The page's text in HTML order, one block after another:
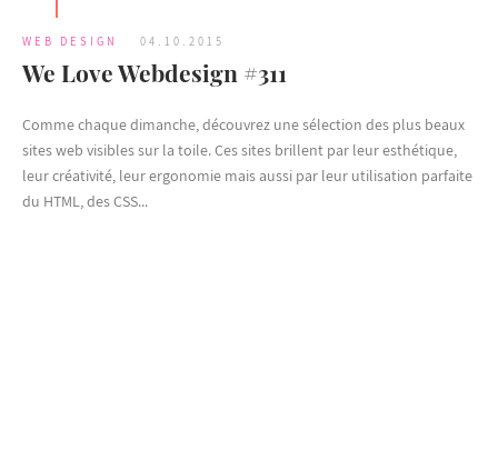
WEB DESIGN 04.10.2015
We Love Webdesign #311
Comme chaque dimanche, découvrez une sélection des plus beaux
sites web visibles sur la toile. Ces sites brillent par leur esthétique,
leur créativité, leur ergonomie mais aussi par leur utilisation parfaite
du HTML, des CSS...